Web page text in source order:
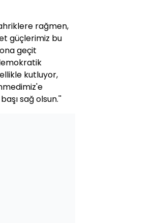
rağmen,
güçlerimiz bu
geçit
kutluyor,
sağ olsun.''